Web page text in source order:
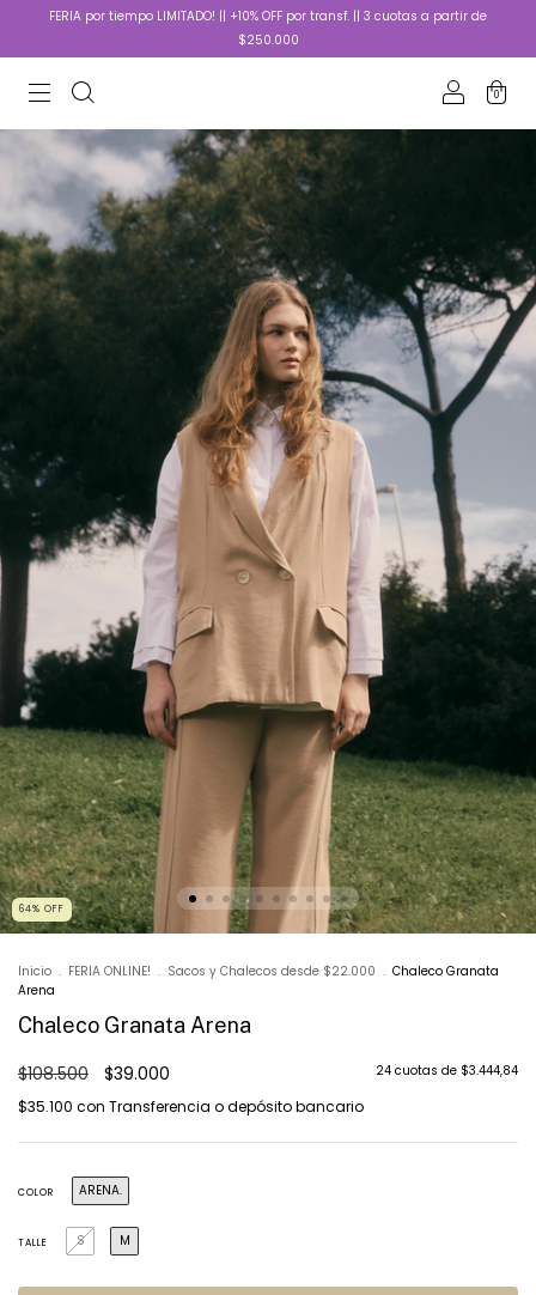
FERIA por tiempo LIMITADO! || +10% OFF por transf. || 3 cuotas a partir de
$250.000
0
64% OFF
Inicio . FERIA ONLINE! . Sacos y Chalecos desde $22.000 . Chaleco Granata
Arena
Chaleco Granata Arena
$108.500 $39.000 24 cuotas de $3.444,84
$35.100 con Transferencia o depósito bancario
COLOR ARENA.
TALLE S M